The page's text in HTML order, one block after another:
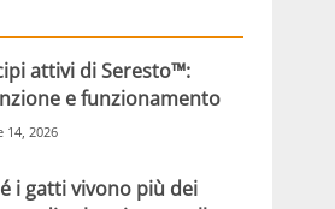
attivi di Seresto™:
e funzionamento
14, 2026
i gatti vivono più dei